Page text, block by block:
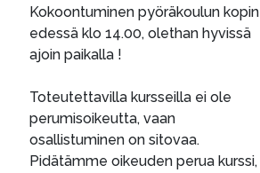
Kokoontuminen pyöräkoulun kopin
edessä klo 14.00, olethan hyvissä
ajoin paikalla !
Toteutettavilla kursseilla ei ole
perumisoikeutta, vaan
osallistuminen on sitovaa.
Pidätämme oikeuden perua kurssi,